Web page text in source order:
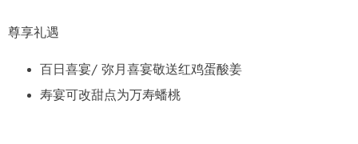
尊享礼遇
百日喜宴/ 弥月喜宴敬送红鸡蛋酸姜
寿宴可改甜点为万寿蟠桃